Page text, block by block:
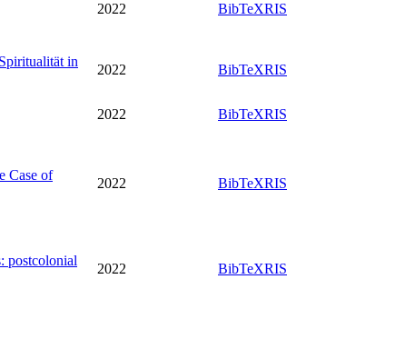
2022 BibTeXRIS
in
2022 BibTeXRIS
2022 BibTeXRIS
Case of
2022 BibTeXRIS
postcolonial
2022 BibTeXRIS